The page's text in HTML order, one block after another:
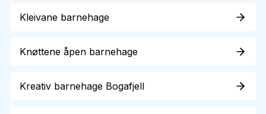
Kleivane barnehage
Knøttene åpen barnehage
Kreativ barnehage Bogafjell